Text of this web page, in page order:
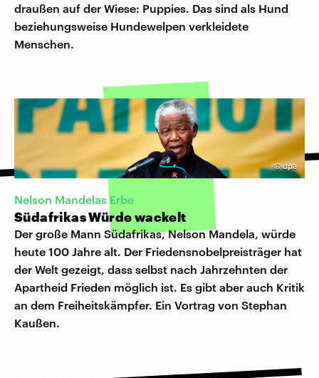
draußen auf der Wiese: Puppies. Das sind als Hund
beziehungsweise Hundewelpen verkleidete
Menschen.
©dpa
Nelson Mandelas Erbe
Südafrikas Würde wackelt
Der große Mann Südafrikas, Nelson Mandela, würde
heute 100 Jahre alt. Der Friedensnobelpreisträger hat
der Welt gezeigt, dass selbst nach Jahrzehnten der
Apartheid Frieden möglich ist. Es gibt aber auch Kritik
an dem Freiheitskämpfer. Ein Vortrag von Stephan
Kaußen.